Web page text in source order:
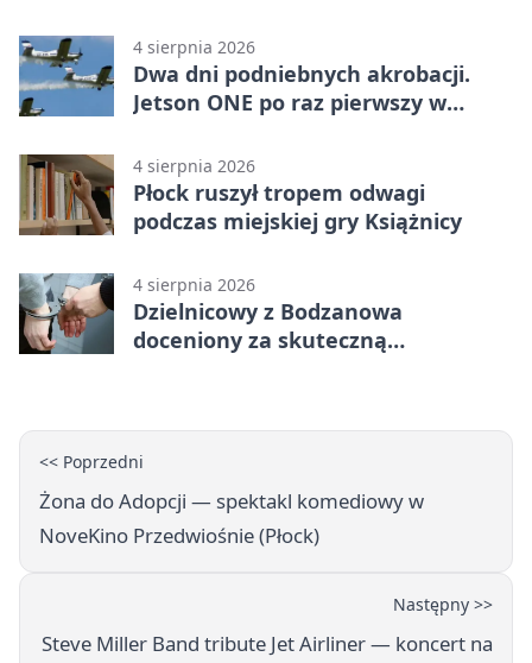
4 sierpnia 2026
Dwa dni podniebnych akrobacji.
Jetson ONE po raz pierwszy w
4 sierpnia 2026
Płock ruszył tropem odwagi
podczas miejskiej gry Książnicy
4 sierpnia 2026
Dzielnicowy z Bodzanowa
doceniony za skuteczną
<< Poprzedni
Żona do Adopcji — spektakl komediowy w
NoveKino Przedwiośnie (Płock)
Następny >>
Steve Miller Band tribute Jet Airliner — koncert na